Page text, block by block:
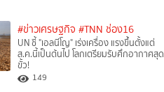
#ข่าวเศรษฐกิจ #TNN ช่อง16
UN ชี้ "เอลนีโญ" เร่งเครื่อง แรงขึ้นตั้งแต่
ส.ค.นี้เป็นต้นไป โลกเตรียมรับศึกอากาศสุด
ขั้ว!
149